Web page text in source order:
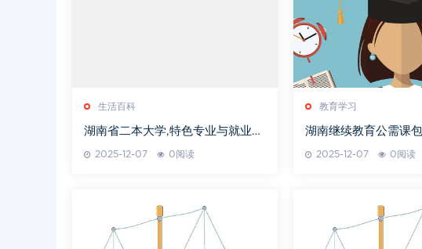
生活百科
湖南省二本大学,特色专业与就业前
2025-12-07 0阅读
教育学习
湖南继续教育公需课
2025-12-07 0阅读